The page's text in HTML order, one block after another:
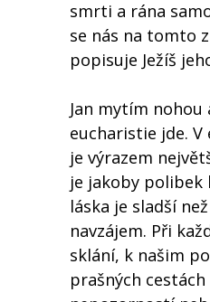
smrti a rána
se nás na tomto
popisuje Ježíš
Jan mytím
eucharistie jde.
je výrazem
je jakoby polibek
láska je sladší
navzájem. Při
sklání, k našim
prašných